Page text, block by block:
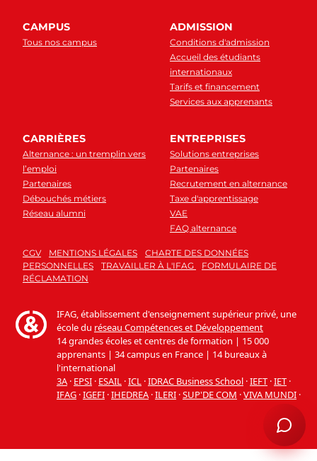
CAMPUS
Tous nos campus
ADMISSION
Conditions d'admission
Accueil des étudiants
internationaux
Tarifs et financement
Services aux apprenants
CARRIÈRES
Alternance : un tremplin vers
l’emploi
Partenaires
Débouchés métiers
Réseau alumni
ENTREPRISES
Solutions entreprises
Partenaires
Recrutement en alternance
Taxe d'apprentissage
VAE
FAQ alternance
CGV MENTIONS LÉGALES
CHARTE DES DONNÉES
PERSONNELLES
TRAVAILLER À L'IFAG
FORMULAIRE DE
RÉCLAMATION